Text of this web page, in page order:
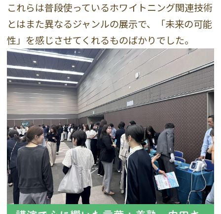
これらは普段使っているホワイトニング関連技術
とはまた異なるジャンルの展示で、「未来の可能
性」を感じさせてくれるものばかりでした。